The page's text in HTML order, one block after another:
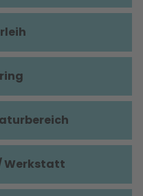
Werkstatt